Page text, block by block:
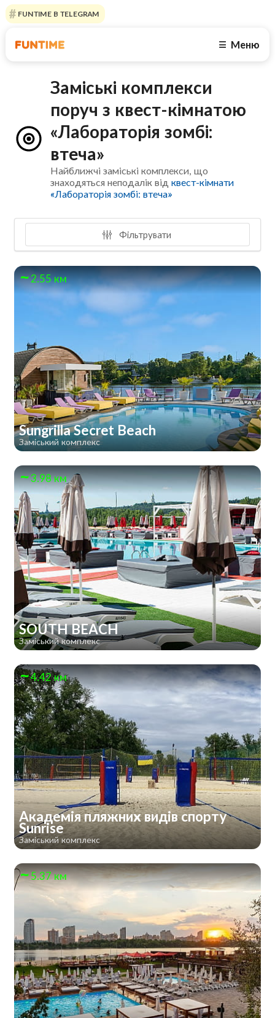
FUNTIME В TELEGRAM
☰ Меню
Заміські комплекси
поруч з квест-кімнатою
«Лабораторія зомбі:
втеча»
Найближчі заміські комплекси, що
знаходяться неподалік відквест-кімнати
«Лабораторія зомбі: втеча»
Фільтрувати
2.55 км
Sungrilla Secret Beach
Заміський комплекс
3.98 км
SOUTH BEACH
Заміський комплекс
4.42 км
Академія пляжних видів спорту
Sunrise
Заміський комплекс
5.37 км